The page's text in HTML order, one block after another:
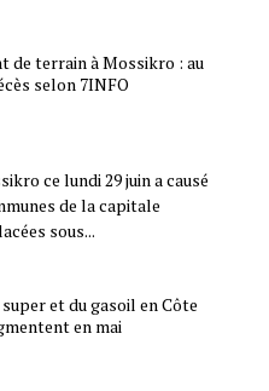
de terrain à Mossikro : au
selon 7INFO
ce lundi 29 juin a causé
de la capitale
sous...
et du gasoil en Côte
en mai